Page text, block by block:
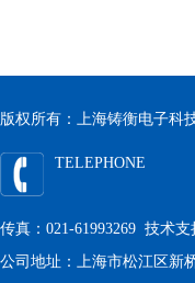
版权所有：上海铸衡电子科
TELEPHONE
传真：021-61993269 技术支
公司地址：上海市松江区新